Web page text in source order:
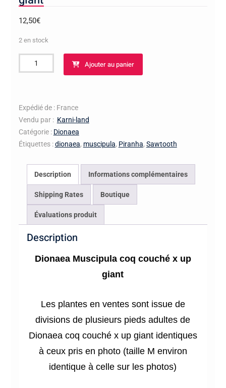
12,50€
2 en stock
quantité
de
coq
couché
x
up
Ajouter au panier
Expédié de : France
Vendu par : Karni-land
Catégorie : Dionaea
Étiquettes :dionaea, muscipula, Piranha, Sawtooth
Description Informations complémentaires
Shipping Rates Boutique
Évaluations produit
Description
Dionaea Muscipula coq couché x up
giant
Les plantes en ventes sont issue de
divisions de plusieurs pieds adultes de
Dionaea coq couché x up giant identiques
à ceux pris en photo (taille M environ
identique à celle sur les photos)